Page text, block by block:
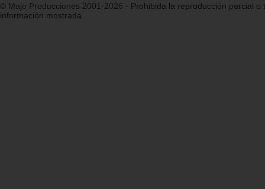
© Majo Producciones 2001-2026 - Prohibida la reproducción parcial o
información mostrada